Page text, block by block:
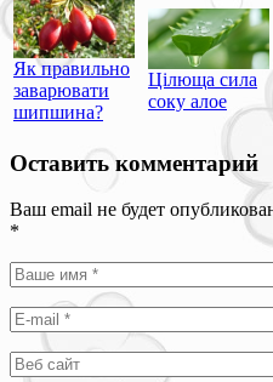
Як правильно
заварювати
шипшина?
Цілюща сила
соку алое
Оставить комментарий
Ваш email не будет
*